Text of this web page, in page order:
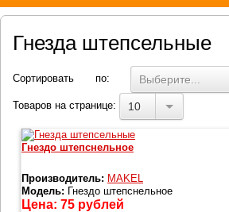
Гнезда штепсельные
Сортировать по: Выберите...
Товаров на странице: 10
Гнездо штепснельное
Производитель: MAKEL
Модель: Гнездо штепснельное
Цена: 75 рублей